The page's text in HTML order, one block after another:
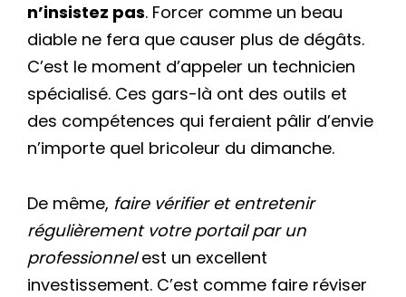
n’insistez pas. Forcer comme un beau
diable ne fera que causer plus de dégâts.
C’est le moment d’appeler un technicien
spécialisé. Ces gars-là ont des outils et
des compétences qui feraient pâlir d’envie
n’importe quel bricoleur du dimanche.
De même, faire vérifier et entretenir
régulièrement votre portail par un
professionnelest un excellent
investissement. C’est comme faire réviser